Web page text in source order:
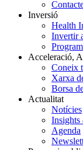
Inversió
Health
Invertir
Acceleració,
Coneix
Xarxa
Borsa
Actualitat
Notícies
Agenda